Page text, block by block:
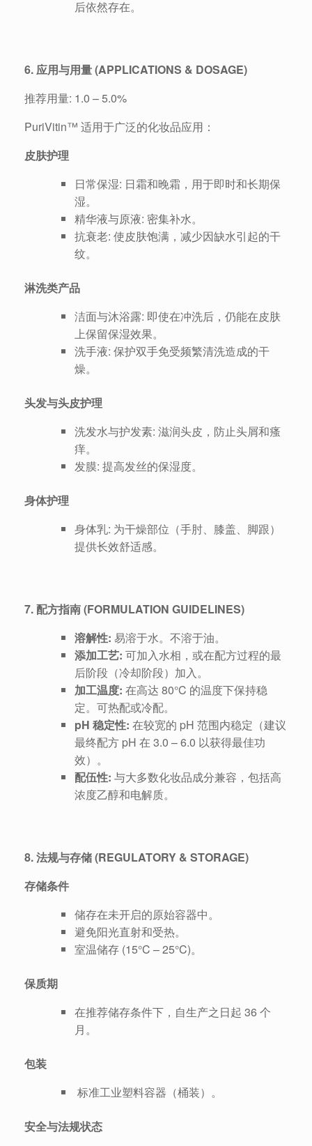
后依然存在。
6. 应用与用量 (APPLICATIONS & DOSAGE)
推荐用量: 1.0 – 5.0%
PuriVitin™ 适用于广泛的化妆品应用：
皮肤护理
日常保湿: 日霜和晚霜，用于即时和长期保
湿。
精华液与原液: 密集补水。
抗衰老: 使皮肤饱满，减少因缺水引起的干
纹。
淋洗类产品
洁面与沐浴露: 即使在冲洗后，仍能在皮肤
上保留保湿效果。
洗手液: 保护双手免受频繁清洗造成的干
燥。
头发与头皮护理
洗发水与护发素: 滋润头皮，防止头屑和瘙
痒。
发膜: 提高发丝的保湿度。
身体护理
身体乳: 为干燥部位（手肘、膝盖、脚跟）
提供长效舒适感。
7. 配方指南 (FORMULATION GUIDELINES)
溶解性: 易溶于水。不溶于油。
添加工艺: 可加入水相，或在配方过程的最
后阶段（冷却阶段）加入。
加工温度: 在高达 80°C 的温度下保持稳
定。可热配或冷配。
pH 稳定性: 在较宽的 pH 范围内稳定（建议
最终配方 pH 在 3.0 – 6.0 以获得最佳功
效）。
配伍性: 与大多数化妆品成分兼容，包括高
浓度乙醇和电解质。
8. 法规与存储 (REGULATORY & STORAGE)
存储条件
储存在未开启的原始容器中。
避免阳光直射和受热。
室温储存 (15°C – 25°C)。
保质期
在推荐储存条件下，自生产之日起 36 个
月。
包装
标准工业塑料容器（桶装）。
安全与法规状态